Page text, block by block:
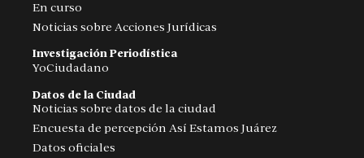
En curso
Noticias sobre Acciones Jurídicas
Investigación Periodística
YoCiudadano
Datos de la Ciudad
Noticias sobre datos de la ciudad
Encuesta de percepción Así Estamos Juárez
Datos oficiales